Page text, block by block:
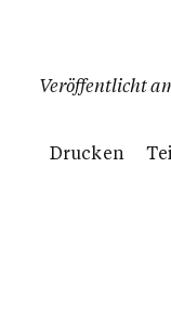
Veröffentlicht
Drucken